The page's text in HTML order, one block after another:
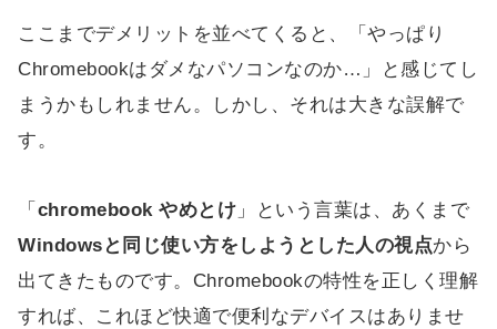
ここまでデメリットを並べてくると、「やっぱり
Chromebookはダメなパソコンなのか…」と感じてし
まうかもしれません。しかし、それは大きな誤解で
す。
「 chromebook やめとけ 」という言葉は、あくまで
Windowsと同じ使い方をしようとした人の視点から
出てきたものです。Chromebookの特性を正しく理解
すれば、これほど快適で便利なデバイスはありませ